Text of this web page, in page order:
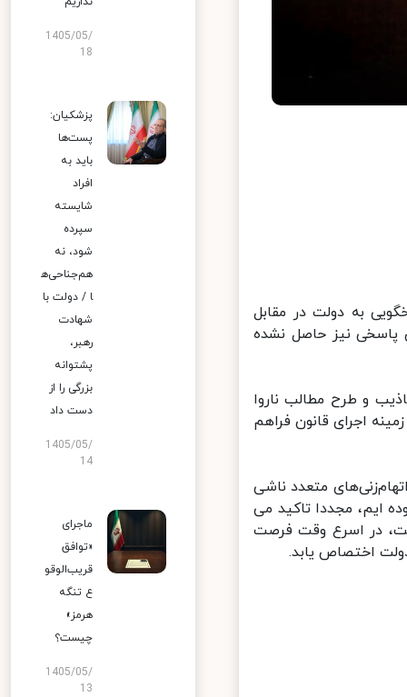
امکان پاسخگویی به دولت در مقابل
نیز حاصل نشده
و طرح مطالب ناروا
اجرای قانون فراهم
متعدد ناشی
ایم، مجددا تاکید می
در اسرع وقت فرصت
اختصاص یابد.
1405/05/
18
پزشکیان:
پست‌ها
باید به
افراد
شایسته
سپرده
شود، نه
هم‌جناحی‌ه
ا / دولت با
شهادت
رهبر،
پشتوانه
بزرگی را از
دست داد
1405/05/
14
ماجرای
«توافق
قریب‌الوقو
ع تنگه
هرمز»
چیست؟
1405/05/
13